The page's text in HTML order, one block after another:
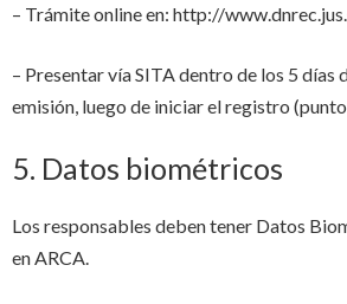
– Trámite online en: http://
– Presentar vía SITA dentro de los 5 días
emisión, luego de iniciar el registro (punto
5. Datos biométricos
Los responsables deben tener Datos
en ARCA.